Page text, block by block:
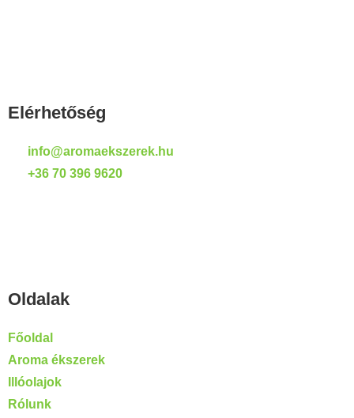
Elérhetőség
info@aromaekszerek.hu
+36 70 396 9620
Oldalak
Főoldal
Aroma ékszerek
Illóolajok
Rólunk